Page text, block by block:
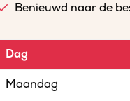
Benieuwd naar de
Dag
Maandag